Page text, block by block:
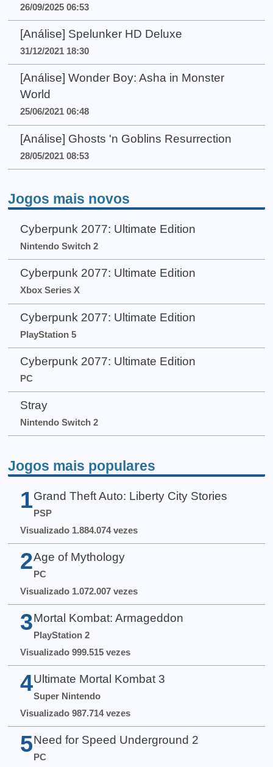
26/09/2025 06:53
[Análise] Spelunker HD Deluxe
31/12/2021 18:30
[Análise] Wonder Boy: Asha in Monster
World
25/06/2021 06:48
[Análise] Ghosts 'n Goblins Resurrection
28/05/2021 08:53
Jogos mais novos
Cyberpunk 2077: Ultimate Edition
Nintendo Switch 2
Cyberpunk 2077: Ultimate Edition
Xbox Series X
Cyberpunk 2077: Ultimate Edition
PlayStation 5
Cyberpunk 2077: Ultimate Edition
PC
Stray
Nintendo Switch 2
Jogos mais populares
1 Grand Theft Auto: Liberty City Stories
PSP
Visualizado 1.884.074 vezes
2 Age of Mythology
PC
Visualizado 1.072.007 vezes
3 Mortal Kombat: Armageddon
PlayStation 2
Visualizado 999.515 vezes
4 Ultimate Mortal Kombat 3
Super Nintendo
Visualizado 987.714 vezes
5 Need for Speed Underground 2
PC